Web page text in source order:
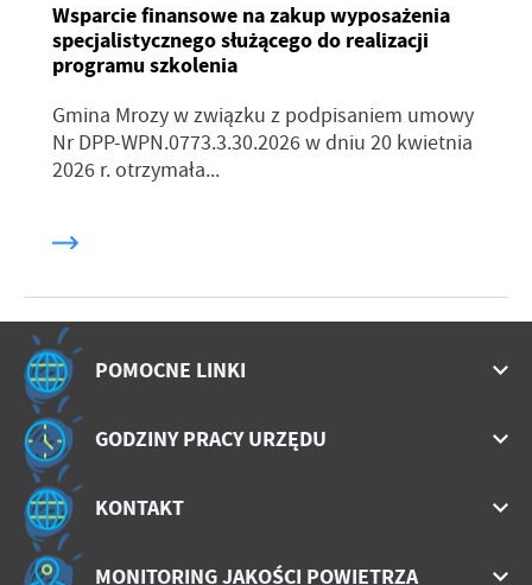
Wsparcie finansowe na zakup wyposażenia
specjalistycznego służącego do realizacji
programu szkolenia
Gmina Mrozy w związku z podpisaniem umowy
Nr DPP-WPN.0773.3.30.2026 w dniu 20 kwietnia
2026 r. otrzymała...
POMOCNE LINKI
GODZINY PRACY URZĘDU
KONTAKT
MONITORING JAKOŚCI POWIETRZA